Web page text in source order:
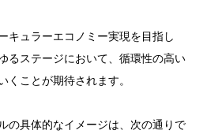
キュラーエコノミー実現を目指し
るステージにおいて、循環性の高い
くことが期待されます。
の具体的なイメージは、次の通りで